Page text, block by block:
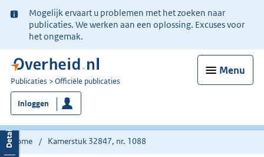
Ter
informatie:
Mogelijk ervaart u problemen met het zoeken naar
publicaties. We werken aan een oplossing. Excuses voor
het ongemak.
Menu
U
bent
nu
hier:
Publicaties Officiële publicaties
Inloggen
Home Kamerstuk 32847, nr. 1088